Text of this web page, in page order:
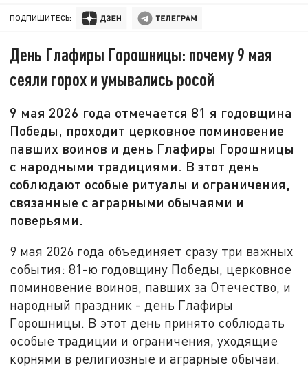
ПОДПИШИТЕСЬ:
День Глафиры Горошницы: почему 9 мая
сеяли горох и умывались росой
9 мая 2026 года отмечается 81 я годовщина
Победы, проходит церковное поминовение
павших воинов и день Глафиры Горошницы
с народными традициями. В этот день
соблюдают особые ритуалы и ограничения,
связанные с аграрными обычаями и
поверьями.
9 мая 2026 года объединяет сразу три важных
события: 81-ю годовщину Победы, церковное
поминовение воинов, павших за Отечество, и
народный праздник - день Глафиры
Горошницы. В этот день принято соблюдать
особые традиции и ограничения, уходящие
корнями в религиозные и аграрные обычаи.